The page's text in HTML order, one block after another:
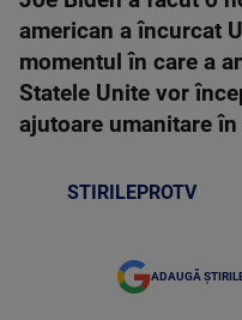
american a încurcat
momentul în care a
Statele Unite vor
ajutoare umanitare
STIRILEPROTV
ADAUGĂ